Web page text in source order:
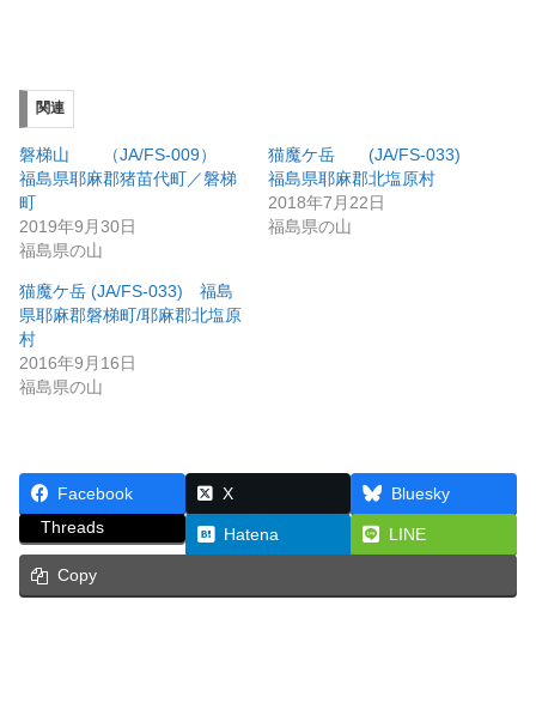
関連
磐梯山 （JA/FS-009）
福島県耶麻郡猪苗代町／磐梯
町
2019年9月30日
福島県の山
猫魔ケ岳 (JA/FS-033)
福島県耶麻郡北塩原村
2018年7月22日
福島県の山
猫魔ケ岳 (JA/FS-033) 福島
県耶麻郡磐梯町/耶麻郡北塩原
村
2016年9月16日
福島県の山
Facebook X
Bluesky
Threads
Hatena LINE
Copy